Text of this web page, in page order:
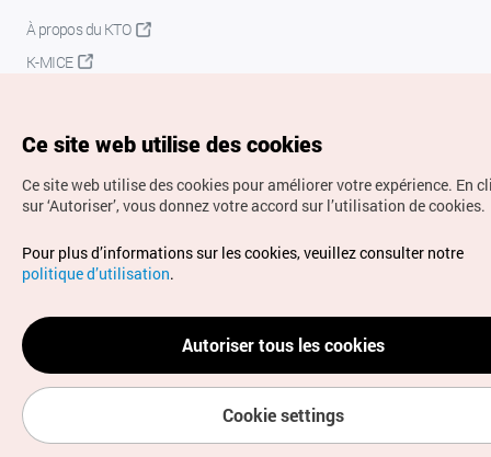
À propos du KTO
K-MICE
Droits d’auteur (c) Office National du Tourisme en Corée.
Tous droits réservés.
Pour les rapports d'erreurs et demandes de renseignements,
adressez vos demandes à
info.ontc@gmail.com
Ce site web utilise des cookies
Ce site web utilise des cookies pour améliorer votre expérience. En
sur ‘Autoriser’, vous donnez votre accord sur l’utilisation de cookies.
Pour plus d’informations sur les cookies, veuillez consulter notre
politique d’utilisation.
Autoriser tous les cookies
Cookie settings